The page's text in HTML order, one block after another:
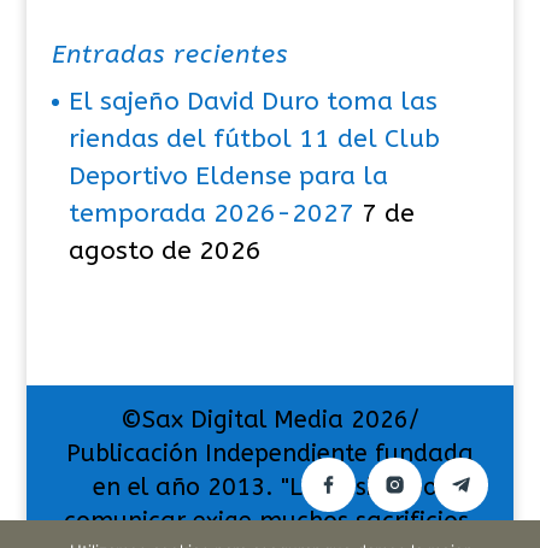
Entradas recientes
El sajeño David Duro toma las
riendas del fútbol 11 del Club
Deportivo Eldense para la
temporada 2026-2027 7 de
agosto de 2026
©Sax Digital Media 2026/
Publicación Independiente fundada
en el año 2013. "La pasión por
comunicar exige muchos sacrificios,